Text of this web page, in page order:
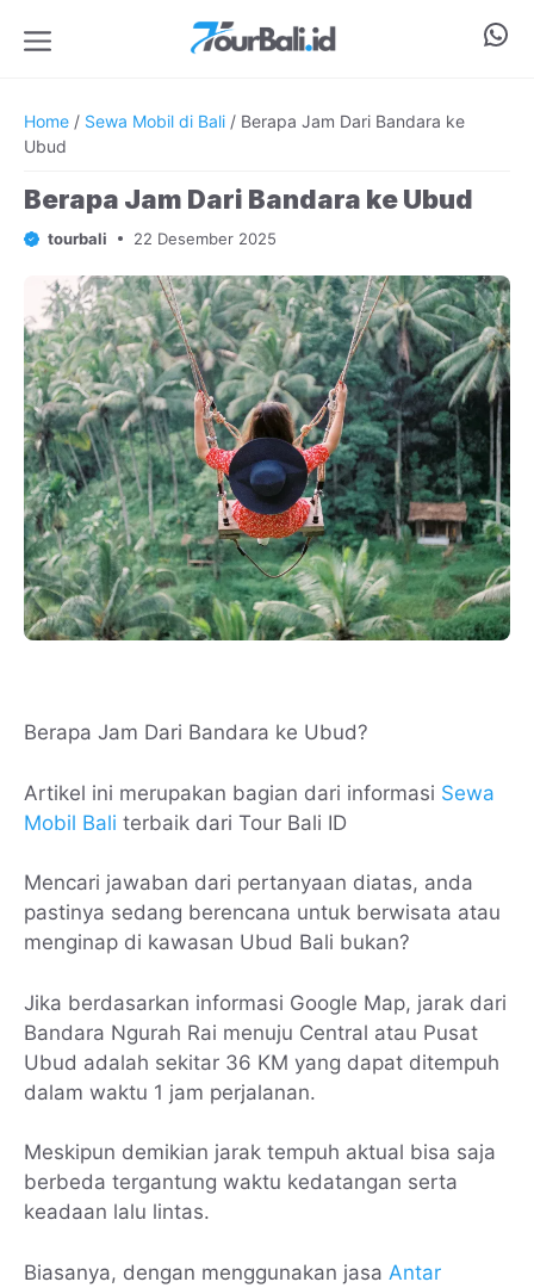
Home / Sewa Mobil di Bali / Berapa Jam Dari Bandara ke
Ubud
Berapa Jam Dari Bandara ke Ubud
tourbali 22 Desember 2025
Berapa Jam Dari Bandara ke Ubud?
Artikel ini merupakan bagian dari informasi Sewa
Mobil Bali terbaik dari Tour Bali ID
Mencari jawaban dari pertanyaan diatas, anda
pastinya sedang berencana untuk berwisata atau
menginap di kawasan Ubud Bali bukan?
Jika berdasarkan informasi Google Map, jarak dari
Bandara Ngurah Rai menuju Central atau Pusat
Ubud adalah sekitar 36 KM yang dapat ditempuh
dalam waktu 1 jam perjalanan.
Meskipun demikian jarak tempuh aktual bisa saja
berbeda tergantung waktu kedatangan serta
keadaan lalu lintas.
Biasanya, dengan menggunakan jasa Antar